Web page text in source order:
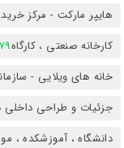
هایپر مارکت - مرکز
کارخانه صنعتی ، کارگاه
خانه های ویلایی -
جزئیات و طراحی داخلی
دانشگاه ، آموزشکده ،